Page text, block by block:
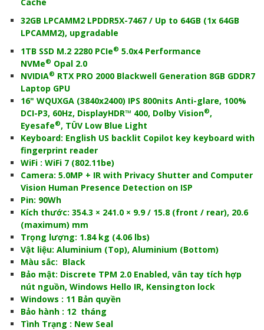
32GB LPCAMM2 LPDDR5X-7467 / Up to 64GB (1x 64GB
LPCAMM2), upgradable
1TB SSD M.2 2280 PCIe® 5.0x4 Performance
NVMe® Opal 2.0
NVIDIA® RTX PRO 2000 Blackwell Generation 8GB GDDR7
Laptop GPU
16" WQUXGA (3840x2400) IPS 800nits Anti-glare, 100%
DCI-P3, 60Hz, DisplayHDR™ 400, Dolby Vision®,
Eyesafe®, TÜV Low Blue Light
Keyboard: English US backlit Copilot key keyboard with
fingerprint reader
WiFi : WiFi 7 (802.11be)
Camera: 5.0MP + IR with Privacy Shutter and Computer
Vision Human Presence Detection on ISP
Pin: 90Wh
Kích thước: 354.3 × 241.0 × 9.9 / 15.8 (front / rear), 20.6
(maximum) mm
Trọng lượng: 1.84 kg (4.06 lbs)
Vật liệu: Aluminium (Top), Aluminium (Bottom)
Màu sắc: Black
Bảo mật: Discrete TPM 2.0 Enabled, vân tay tích hợp
nút nguồn, Windows Hello IR, Kensington lock
Windows : 11 Bản quyền
Bảo hành : 12 tháng
Tình Trạng : New Seal